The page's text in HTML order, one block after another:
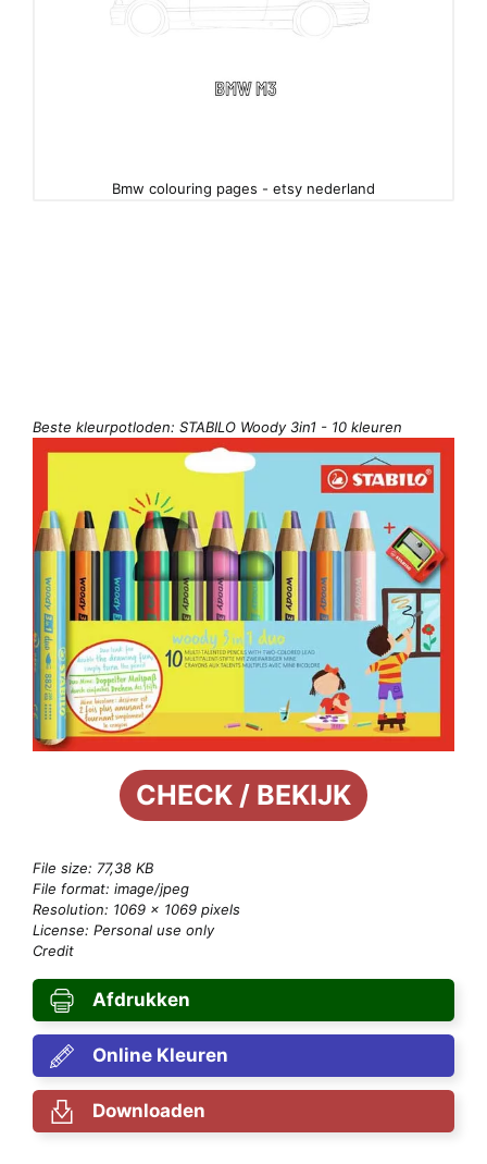
Bmw colouring pages - etsy nederland
Beste kleurpotloden: STABILO Woody 3in1 - 10 kleuren
CHECK / BEKIJK
File size: 77,38 KB
File format: image/jpeg
Resolution: 1069 × 1069 pixels
License: Personal use only
Credit
Afdrukken
Online Kleuren
Downloaden